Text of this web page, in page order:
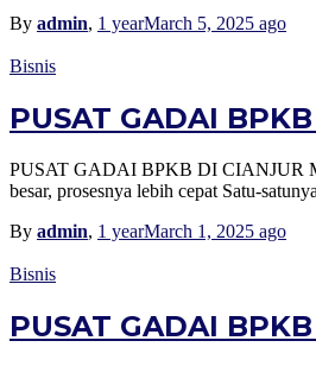
By admin, 1 yearMarch 5, 2025 ago
Bisnis
PUSAT GADAI
PUSAT GADAI BPKB DI CIANJUR
besar, prosesnya lebih cepat Satu-
By admin, 1 yearMarch 1, 2025 ago
Bisnis
PUSAT GADAI